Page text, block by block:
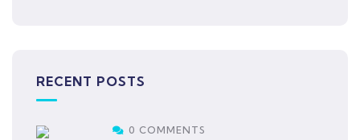
RECENT POSTS
0 COMMENTS